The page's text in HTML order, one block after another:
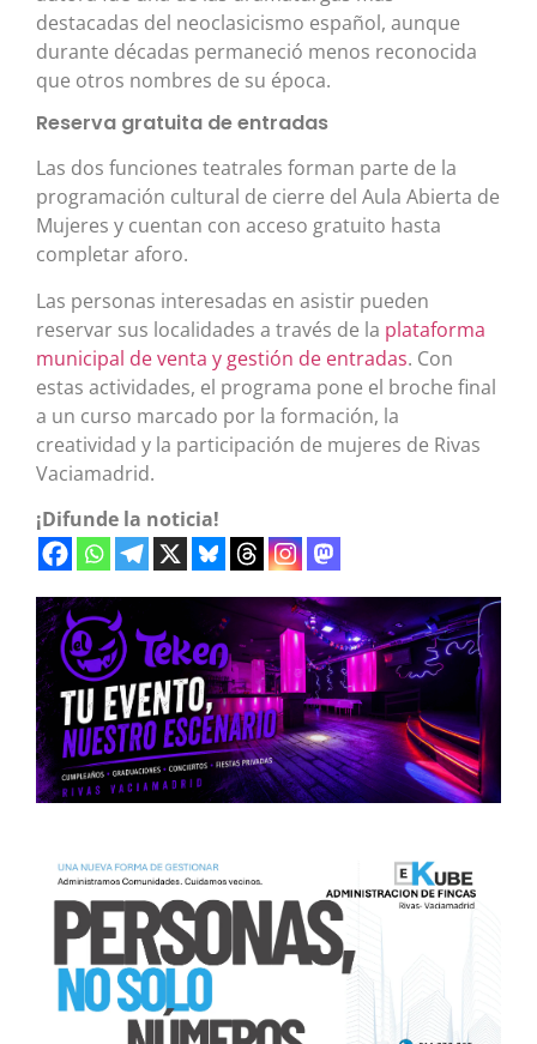
destacadas del neoclasicismo español, aunque
durante décadas permaneció menos reconocida
que otros nombres de su época.
Reserva gratuita de entradas
Las dos funciones teatrales forman parte de la
programación cultural de cierre del Aula Abierta de
Mujeres y cuentan con acceso gratuito hasta
completar aforo.
Las personas interesadas en asistir pueden
reservar sus localidades a través de la plataforma
municipal de venta y gestión de entradas. Con
estas actividades, el programa pone el broche final
a un curso marcado por la formación, la
creatividad y la participación de mujeres de Rivas
Vaciamadrid.
¡Difunde la noticia!